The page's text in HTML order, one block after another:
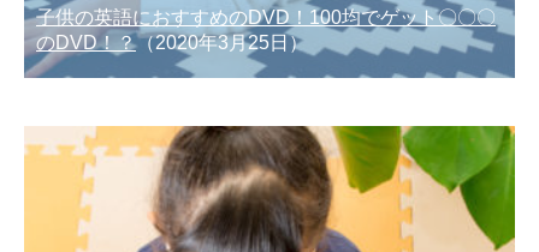
子供の英語におすすめのDVD！100均でゲット〇〇〇
のDVD！？（2020年3月25日）